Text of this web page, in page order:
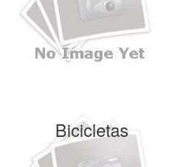
Bicicletas